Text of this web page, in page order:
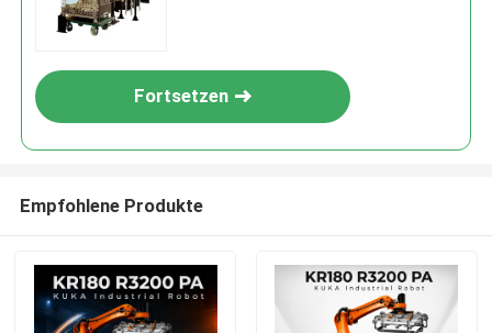
Fortsetzen
Empfohlene Produkte